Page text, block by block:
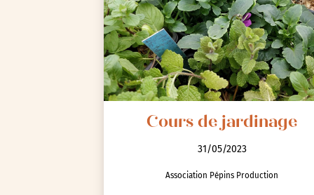
Spectacle et
Visites
Voyage d'études
Cours de jardinage
31/05/2023
Association Pépins Production